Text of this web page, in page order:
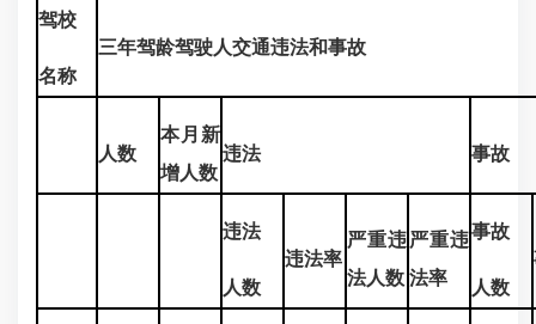
驾校
名称
三年驾龄驾驶人交通违法和事故
人数
本月新
增人数
违法 事故
违法
人数
违法率
严重违
法人数
严重违
法率
事故
人数